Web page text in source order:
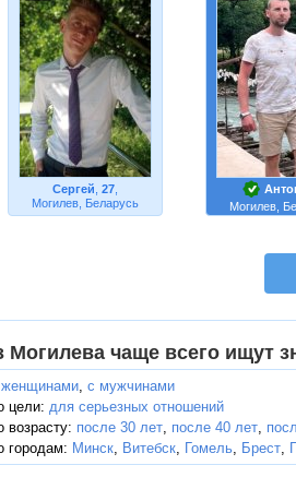
Сергей ,27
Могилев, Беларусь
Могилев,
Могилева чаще всего ищут
, с мужчинами
цели: для серьезных отношений
возрасту: после 30 лет, после 40 лет,
городам: Минск, Витебск, Гомель, Брест,